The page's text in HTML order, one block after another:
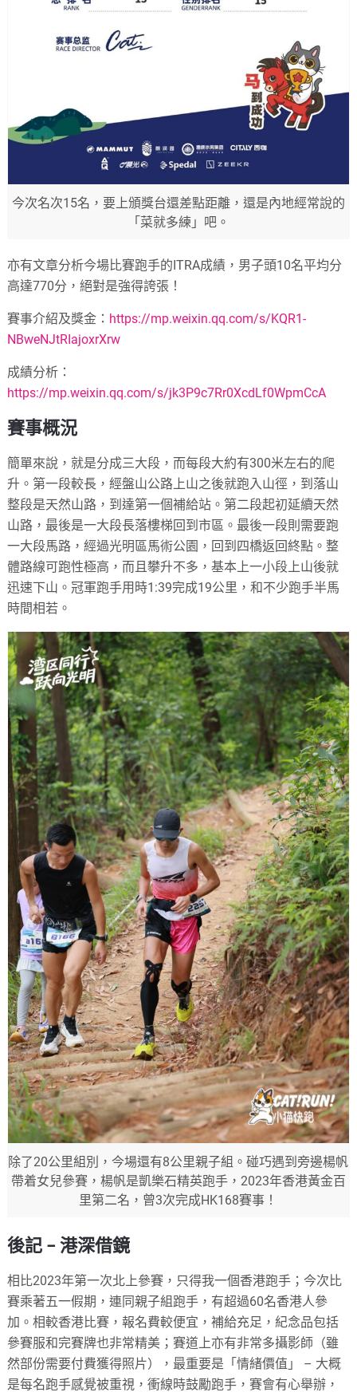
今次名次15名，要上頒獎台還差點距離，還是內地經常說的
「菜就多練」吧。
亦有文章分析今場比賽跑手的ITRA成績，男子頭10名平均分
高達770分，絕對是強得誇張！
賽事介紹及獎金： https://mp.weixin.qq.com/s/KQR1-
NBweNJtRIajoxrXrw
成績分析：
https://mp.weixin.qq.com/s/jk3P9c7Rr0XcdLf0WpmCcA
賽事概況
簡單來說，就是分成三大段，而每段大約有300米左右的爬
升。第一段較長，經盤山公路上山之後就跑入山徑，到落山
整段是天然山路，到達第一個補給站。第二段起初延續天然
山路，最後是一大段長落樓梯回到市區。最後一段則需要跑
一大段馬路，經過光明區馬術公園，回到四橋返回終點。整
體路線可跑性極高，而且攀升不多，基本上一小段上山後就
迅速下山。冠軍跑手用時1:39完成19公里，和不少跑手半馬
時間相若。
除了20公里組別，今場還有8公里親子組。碰巧遇到旁邊楊帆
帶着女兒參賽，楊帆是凱樂石精英跑手，2023年香港黃金百
里第二名，曾3次完成HK168賽事！
後記 – 港深借鏡
相比2023年第一次北上參賽，只得我一個香港跑手；今次比
賽乘著五一假期，連同親子組跑手，有超過60名香港人參
加。相較香港比賽，報名費較便宜，補給充足，紀念品包括
參賽服和完賽牌也非常精美；賽道上亦有非常多攝影師（雖
然部份需要付費獲得照片），最重要是「情緒價值」 – 大概
是每名跑手感覺被重視，衝線時鼓勵跑手，賽會有心舉辦，